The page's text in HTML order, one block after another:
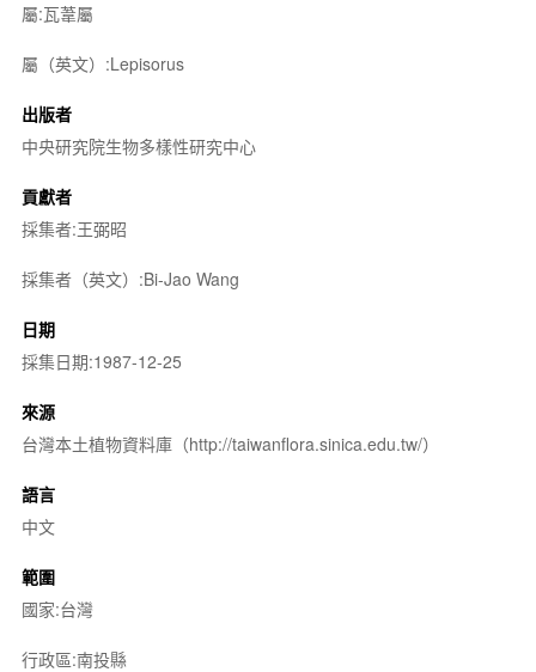
屬:瓦葦屬
屬（英文）:Lepisorus
出版者
中央研究院生物多樣性研究中心
貢獻者
採集者:王弼昭
採集者（英文）:Bi-Jao Wang
日期
採集日期:1987-12-25
來源
台灣本土植物資料庫（http://taiwanflora.sinica.edu.tw/）
語言
中文
範圍
國家:台灣
行政區:南投縣